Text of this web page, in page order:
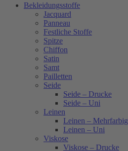
Bekleidungsstoffe
Jacquard
Panneau
Festliche Stoffe
Spitze
Chiffon
Satin
Samt
Pailletten
Seide
Seide – Drucke
Seide – Uni
Leinen
Leinen – Mehrfarbig
Leinen – Uni
Viskose
Viskose – Drucke